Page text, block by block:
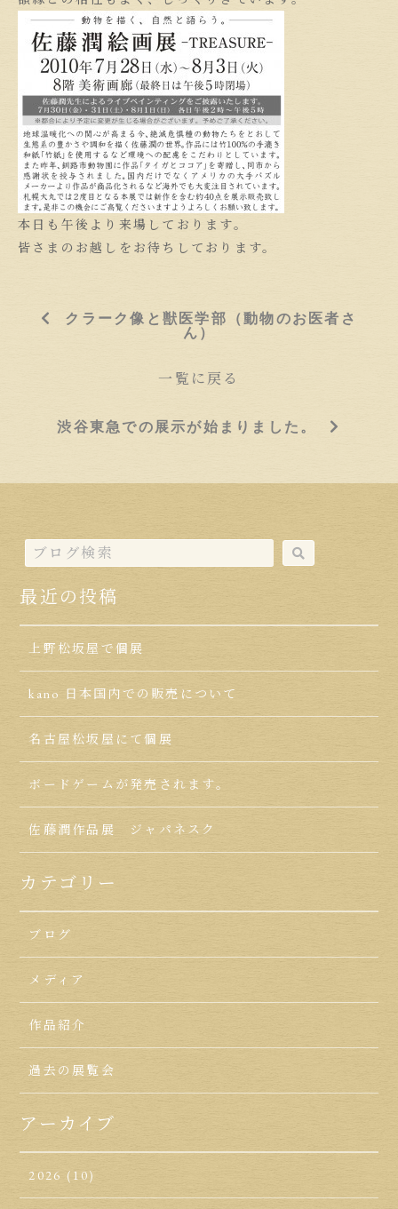
本日も午後より来場しております。
皆さまのお越しをお待ちしております。
クラーク像と獣医学部（動物のお医者さ
ん）
一覧に戻る
渋谷東急での展示が始まりました。
最近の投稿
上野松坂屋で個展
kano 日本国内での販売について
名古屋松坂屋にて個展
ボードゲームが発売されます。
佐藤潤作品展 ジャパネスク
カテゴリー
ブログ
メディア
作品紹介
過去の展覧会
アーカイブ
2026 (10)